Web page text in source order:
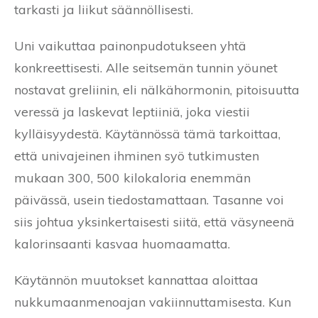
tarkasti ja liikut säännöllisesti.
Uni vaikuttaa painonpudotukseen yhtä
konkreettisesti. Alle seitsemän tunnin yöunet
nostavat greliinin, eli nälkähormonin, pitoisuutta
veressä ja laskevat leptiiniä, joka viestii
kylläisyydestä. Käytännössä tämä tarkoittaa,
että univajeinen ihminen syö tutkimusten
mukaan 300, 500 kilokaloria enemmän
päivässä, usein tiedostamattaan. Tasanne voi
siis johtua yksinkertaisesti siitä, että väsyneenä
kalorinsaanti kasvaa huomaamatta.
Käytännön muutokset kannattaa aloittaa
nukkumaanmenoajan vakiinnuttamisesta. Kun